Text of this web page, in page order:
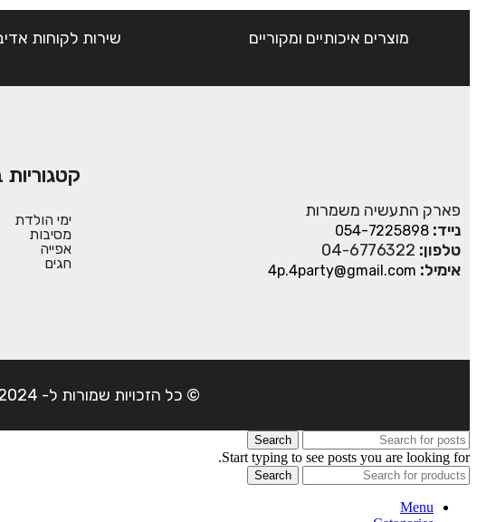
מוצרים איכותיים ומקוריים שירות לקוחות
פארק התעשיה משמרות
נייד: 054-7225898
טלפון: 04-6776322
אימיל: 4p.4party@gmail.com
ימי הולדת
מסיבות
אפייה
חגים
© כל הזכויות שמורות ל- 4Party 2024 | כתובת: פארק התעשיה משמרות| טלפון: 054-7225898
Search
Start typing to see posts you are looking for.
Search
Menu